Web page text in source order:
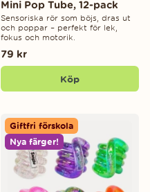
Mini Pop Tube, 12-pack
Sensoriska rör som böjs, dras ut
och poppar – perfekt för lek,
fokus och motorik.
79 kr
Köp
Giftfri förskola
Nya färger!